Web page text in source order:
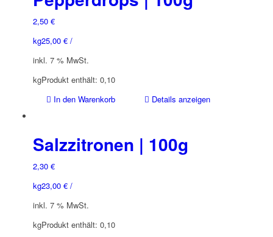
2,50 €
25,00 €/
kg
inkl. 7 % MwSt.
Produkt enthält: 0,10
kg
In den Warenkorb
Details anzeigen
Salzzitronen | 100g
2,30 €
23,00 €/
kg
inkl. 7 % MwSt.
Produkt enthält: 0,10
kg